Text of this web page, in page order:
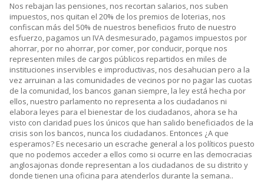
Nos rebajan las pensiones, nos recortan salarios, nos suben
impuestos, nos quitan el 20% de los premios de loterias, nos
confiscan más del 50% de nuestros beneficios fruto de nuestro
esfuerzo, pagamos un IVA desmesurado, pagamos impuestos por
ahorrar, por no ahorrar, por comer, por conducir, porque nos
representen miles de cargos públicos repartidos en miles de
instituciones inservibles e improductivas, nos desahucian pero a la
vez arruinan a las comunidades de vecinos por no pagar las cuotas
de la comunidad, los bancos ganan siempre, la ley está hecha por
ellos, nuestro parlamento no representa a los ciudadanos ni
elabora leyes para el bienestar de los ciudadanos, ahora se ha
visto con claridad pues los únicos que han salido beneficiados de la
crisis son los bancos, nunca los ciudadanos. Entonces ¿A que
esperamos? Es necesario un escrache general a los políticos puesto
que no podemos acceder a ellos como si ocurre en las democracias
anglosajonas donde representan a los ciudadanos de su distrito y
donde tienen una oficina para atenderlos durante la semana..